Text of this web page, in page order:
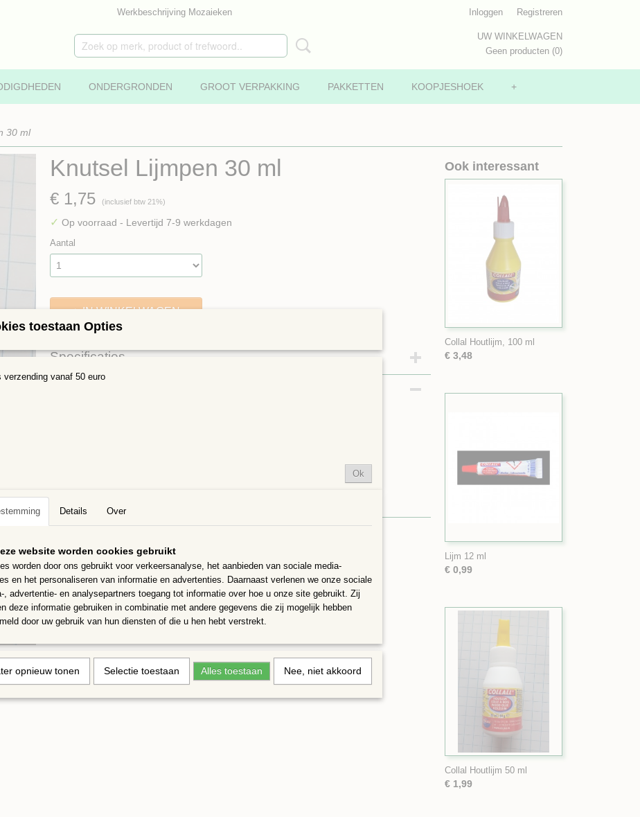
Werkbeschrijving Mozaieken Inloggen Registreren
UW WINKELWAGEN
Geen producten (0)
ONDERGRONDEN GROOT VERPAKKING PAKKETTEN KOOPJESHOEK +
30 ml
Knutsel Lijmpen 30 ml
€ 1,75 (inclusief btw 21%)
✓ Op voorraad - Levertijd 7-9 werkdagen
Aantal
IN WINKELWAGEN
Specificaties
Netto gewicht
Ook interessant
Collal Houtlijm, 100 ml
€ 3,48
Lijm 12 ml
€ 0,99
Collal Houtlijm 50 ml
€ 1,99
toestaan Opties
verzending vanaf 50 euro
Ok
Details Over
website worden cookies gebruikt
worden door ons gebruikt voor verkeersanalyse, het aanbieden van sociale media-
en het personaliseren van informatie en advertenties. Daarnaast verlenen we onze sociale
, advertentie- en analysepartners toegang tot informatie over hoe u onze site gebruikt. Zij
deze informatie gebruiken in combinatie met andere gegevens die zij mogelijk hebben
door uw gebruik van hun diensten of die u hen hebt verstrekt.
opnieuw tonen Selectie toestaan Alles toestaan Nee, niet akkoord